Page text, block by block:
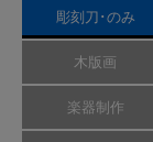
彫刻刀･のみ
木版画
楽器制作